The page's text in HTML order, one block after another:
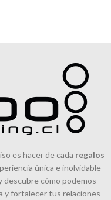
es hacer de cada regalos
única e inolvidable
cómo podemos
y fortalecer tus relaciones